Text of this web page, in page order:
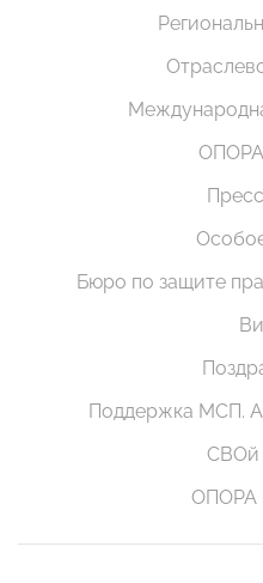
ОПОРА
Бюро по защите
Поддержка МСП.
СВОй
ОПОРА